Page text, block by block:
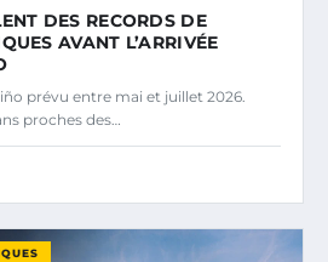
DES RECORDS DE
AVANT L’ARRIVÉE
prévu entre mai et juillet 2026.
proches des…